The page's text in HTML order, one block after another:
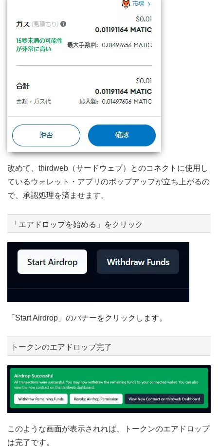
改めて、thirdweb（サードウェブ）とのコネクトに使用し
ているウォレット・アプリのポップアップが立ち上がるの
で、承認処理を済ませます。
「エアドロップを始める」をクリック
「Start Airdrop」のバナーをクリックします。
トークンのエアドロップ完了
このような画面が表示されれば、トークンのエアドロップ
は完了です。